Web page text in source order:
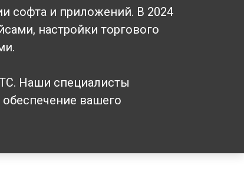
софта и приложений. В 2024
настройки торгового
Наши специалисты
вашего